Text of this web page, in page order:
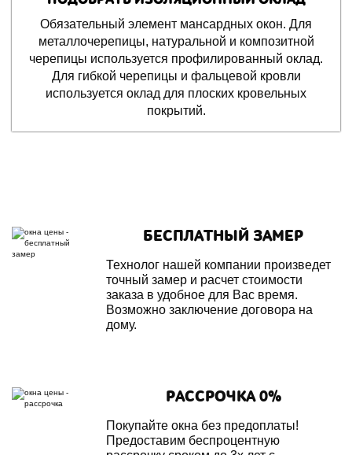
Обязательный элемент мансардных окон. Для
металлочерепицы, натуральной и композитной
черепицы используется профилированный оклад.
Для гибкой черепицы и фальцевой кровли
используется оклад для плоских кровельных
покрытий.
БЕСПЛАТНЫЙ ЗАМЕР
Технолог нашей компании произведет
точный замер и расчет стоимости
заказа в удобное для Вас время.
Возможно заключение договора на
дому.
РАССРОЧКА 0%
Покупайте окна без предоплаты!
Предоставим беспроцентную